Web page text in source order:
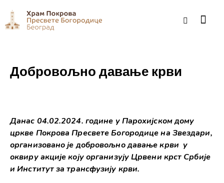
Добровољно давање крви
Данас 04.02.2024. године у Парохијском дому
цркве Покрова Пресвете Богородице на Звездари,
организовано је добровољно давање крви у
оквиру акције коју организују Црвени крст Србије
и Институт за трансфузију крви.